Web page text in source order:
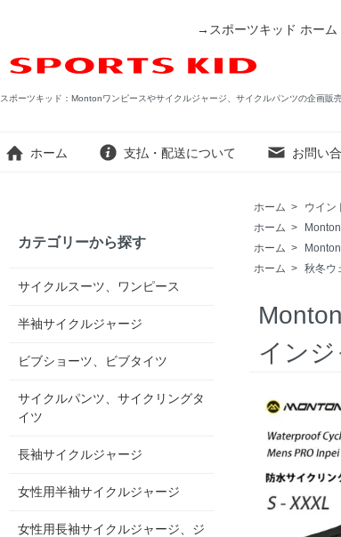
→スポーツキッド ホーム
スポーツキッド：Montonワンピースやサイクルジャージ、サイクルパンツの企画販
ホーム 支払・配送について お問い
ホーム >
ウイン
ホーム >
ホーム >
ホーム > 秋冬ウ
イン
カテゴリーから探す
サイクルスーツ、ワンピース
半袖サイクルジャージ
ビブショーツ、ビブタイツ
サイクルパンツ、サイクリングタ
イツ
長袖サイクルジャージ
女性用半袖サイクルジャージ
女性用長袖サイクルジャージ、ジ